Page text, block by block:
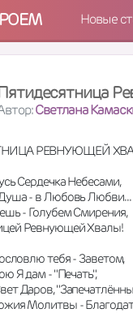
Новые
Светлана
РЕВНУЮЩЕЙ
Сердечка Небесами,
- в Любовь Любви...
- Голубем Смирения,
Ревнующей Хвалы!
тебя - Заветом,
Я дам - "Печать",
Даров,
Молитвы -